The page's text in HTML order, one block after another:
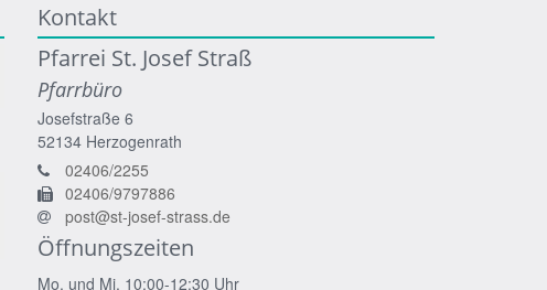
Kontakt
Pfarrei St. Josef Straß
Pfarrbüro
Josefstraße 6
52134 Herzogenrath
02406/2255
02406/9797886
post@st-josef-strass.de
Öffnungszeiten
Mo. und Mi. 10:00-12:30 Uhr